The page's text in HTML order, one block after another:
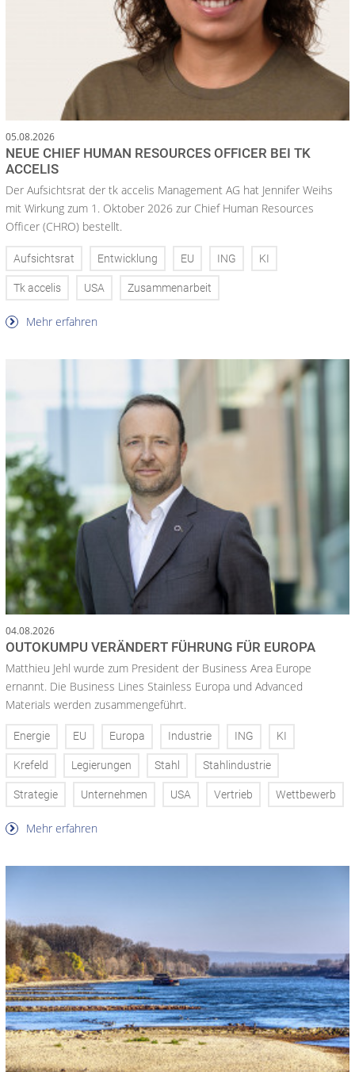
05.08.2026
NEUE CHIEF HUMAN RESOURCES OFFICER BEI TK
ACCELIS
Der Aufsichtsrat der tk accelis Management AG hat Jennifer Weihs
mit Wirkung zum 1. Oktober 2026 zur Chief Human Resources
Officer (CHRO) bestellt.
Aufsichtsrat Entwicklung EU ING KI
Tk accelis USA Zusammenarbeit
Mehr erfahren
04.08.2026
OUTOKUMPU VERÄNDERT FÜHRUNG FÜR EUROPA
Matthieu Jehl wurde zum President der Business Area Europe
ernannt. Die Business Lines Stainless Europa und Advanced
Materials werden zusammengeführt.
Energie EU Europa Industrie ING KI
Krefeld Legierungen Stahl Stahlindustrie
Strategie Unternehmen USA Vertrieb Wettbewerb
Mehr erfahren